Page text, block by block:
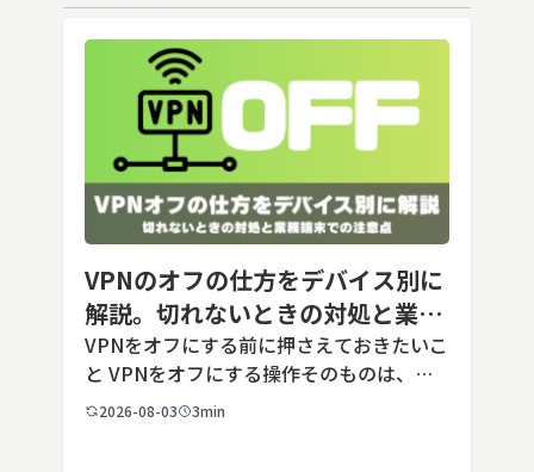
VPNのオフの仕方をデバイス別に
解説。切れないときの対処と業務
端末での注意点
VPNをオフにする前に押さえておきたいこ
と VPNをオフにする操作そのものは、ど
の端末でも数タップから数クリックで完了
2026-08-03 3min